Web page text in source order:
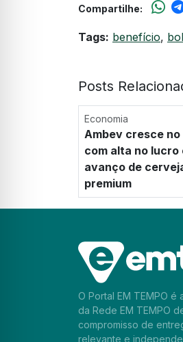
Compartilhe:
Tags: benefício,
Posts
Economia
Ambev cresce no
com alta no lucro
avanço de
premium
O Portal EM TEMPO
da Rede EM TEMPO
compromisso de
relevante e